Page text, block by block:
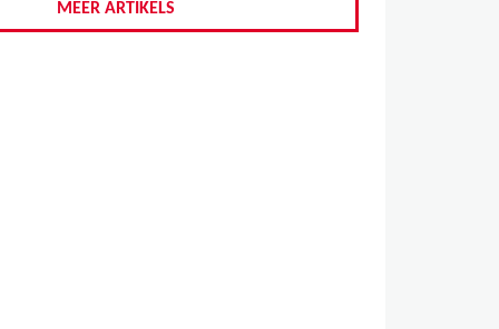
MEER ARTIKELS